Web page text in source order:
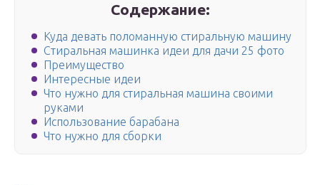
Содержание:
Куда девать поломанную стиральную машину
Стиральная машинка идеи для дачи 25 фото
Преимущество
Интересные идеи
Что нужно для стиральная машина своими
руками
Использование барабана
Что нужно для сборки